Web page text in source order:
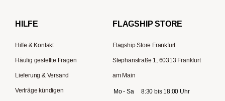
HILFE
Hilfe & Kontakt
Häufig gestellte Fragen
Lieferung & Versand
Verträge kündigen
FLAGSHIP STORE
Flagship Store Frankfurt
Stephanstraße 1, 60313 Frankfurt
am Main
Mo - Sa 8:30 bis 18:00 Uhr